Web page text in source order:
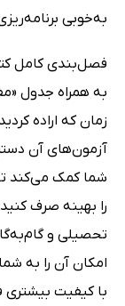
به‌خوبی
فصل‌بندی کامل
به همراه جدول
زمان که اراده
آزمون‌های آن
شما کمک می‌کند
را بهینه صرف
تحصیلی و
امکان آن را به
با کیفیت بیشتری